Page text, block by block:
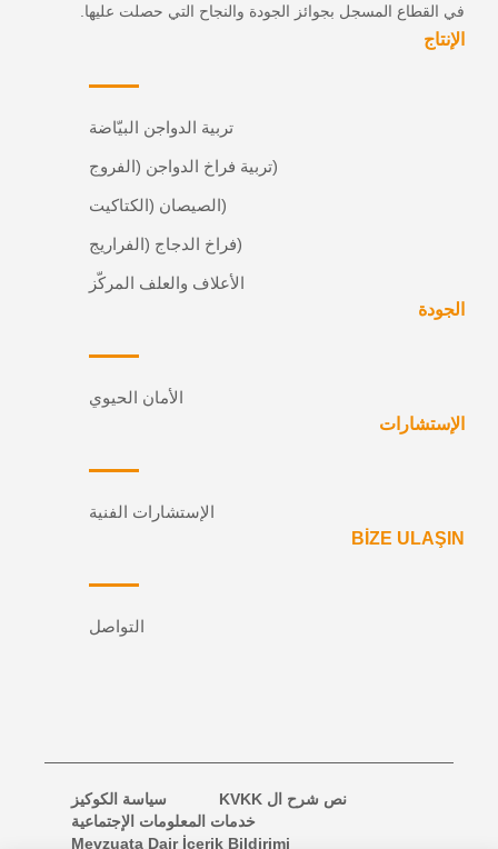
في القطاع المسجل بجوائز الجودة والنجاح التي حصلت عليها.
الإنتاج
تربية الدواجن البيّاضة
(تربية فراخ الدواجن (الفروج
(الصيصان (الكتاكيت
(فراخ الدجاج (الفراريج
الأعلاف والعلف المركّز
الجودة
الأمان الحيوي
الإستشارات
الإستشارات الفنية
BİZE ULAŞIN
التواصل
نص شرح ال KVKK
سياسة الكوكيز
خدمات المعلومات الإجتماعية
Mevzuata Dair İçerik Bildirimi